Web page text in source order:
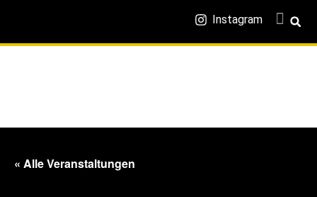
Instagram
« Alle Veranstaltungen